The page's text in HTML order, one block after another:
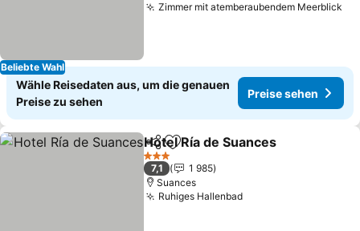
Beliebte Wahl
Zimmer mit atemberaubendem Meerblick
Wähle Reisedaten aus, um die genauen
Preise zu sehen
Preise sehen
TeilenZu Favoriten hinzufügen
Hotel Ría de Suances
3 Sterne
7,1
1 985
Suances
Ruhiges Hallenbad